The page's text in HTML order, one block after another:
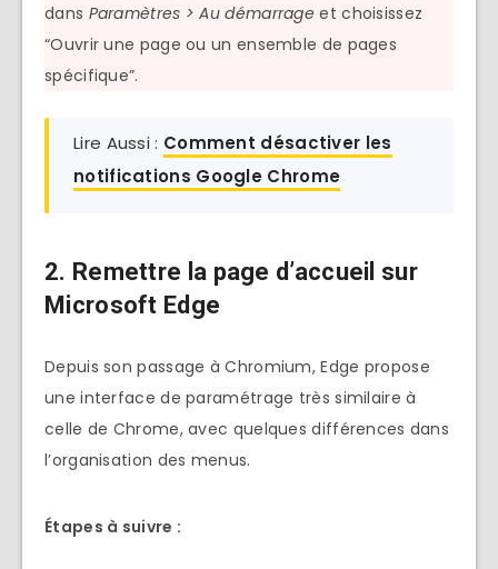
dans Paramètres > Au démarrage et choisissez
“Ouvrir une page ou un ensemble de pages
spécifique”.
Lire Aussi : Comment désactiver les
notifications Google Chrome
2. Remettre la page d’accueil sur
Microsoft Edge
Depuis son passage à Chromium, Edge propose
une interface de paramétrage très similaire à
celle de Chrome, avec quelques différences dans
l’organisation des menus.
Étapes à suivre :